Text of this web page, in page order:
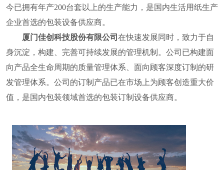
今已拥有年产200台套以上的生产能力，是国内生活用纸生产
企业首选的包装设备供应商。
厦门佳创科技股份有限公司 在快速发展同时，致力于自
身沉淀，构建、完善可持续发展的管理机制。公司已构建面
向产品全生命周期的质量管理体系、面向顾客深度订制的研
发管理体系。公司的订制产品已在市场上为顾客创造重大价
值， 是国内包装领域首选的包装订制设备供应商。